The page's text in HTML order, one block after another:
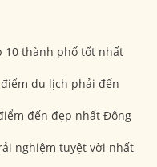
10 thành phố tốt nhất
du lịch phải đến
đến đẹp nhất Đông
nghiệm tuyệt vời nhất